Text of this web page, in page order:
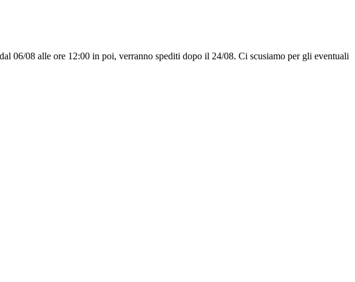
06/08 alle ore 12:00 in poi, verranno spediti dopo il 24/08. Ci scusiamo per gli eventuali